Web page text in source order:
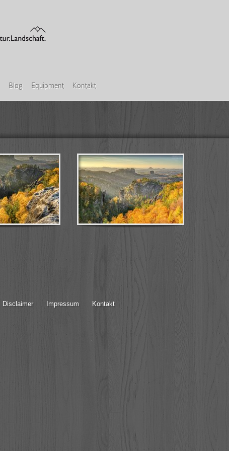
Blog Equipment Kontakt
Disclaimer Impressum Kontakt